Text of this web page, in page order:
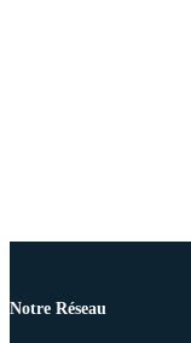
Notre Réseau